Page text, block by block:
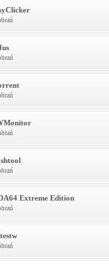
Extreme Edition